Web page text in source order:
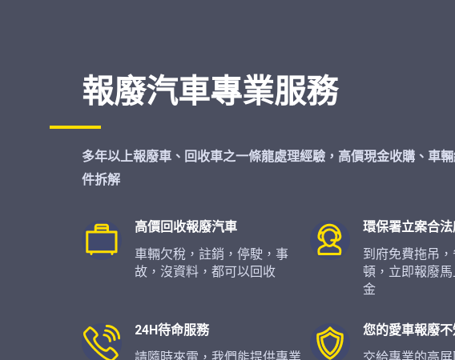
報廢汽車專業服務
多年以上報廢車、回收車之一條龍處理經驗，高價現金收購、車
件拆解
高價回收報廢汽車
車輛欠稅，註銷，停駛，事
故，沒資料，都可以回收
環保署立案合
到府免費拖吊
頓，立即報廢
金
24H待命服務 您的愛車報廢